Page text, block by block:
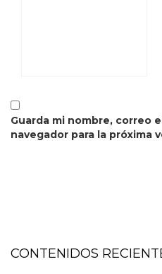
Guarda mi nombre, correo
navegador para la próxima
CONTENIDOS